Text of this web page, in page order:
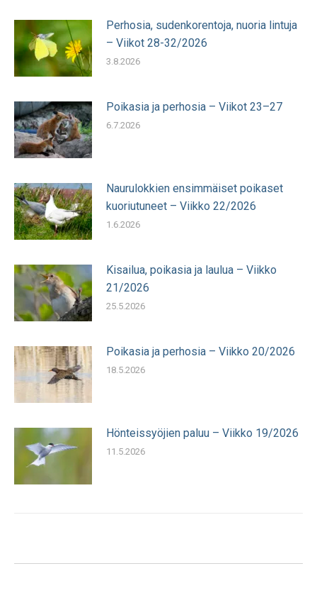
Perhosia, sudenkorentoja, nuoria lintuja
– Viikot 28-32/2026
3.8.2026
Poikasia ja perhosia – Viikot 23–27
6.7.2026
Naurulokkien ensimmäiset poikaset
kuoriutuneet – Viikko 22/2026
1.6.2026
Kisailua, poikasia ja laulua – Viikko
21/2026
25.5.2026
Poikasia ja perhosia – Viikko 20/2026
18.5.2026
Hönteissyöjien paluu – Viikko 19/2026
11.5.2026